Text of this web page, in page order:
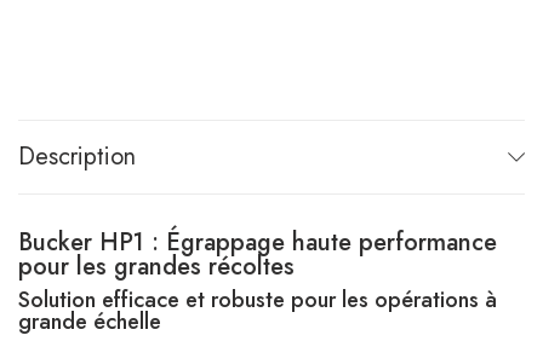
Description
Bucker HP1 : Égrappage haute performance
pour les grandes récoltes
Solution efficace et robuste pour les opérations à
grande échelle